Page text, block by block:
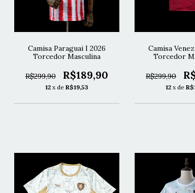
Camisa Paraguai I 2026
Torcedor Masculina
R$299,90 R$189,90
12 x de R$19,53
Camisa
Torcedor
R$299,90
12 x de